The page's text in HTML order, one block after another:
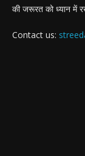
की जरूरत को ध्यान में
Contact us: